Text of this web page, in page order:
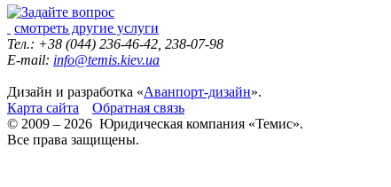
смотреть другие услуги
Тел.: +38 (044) 236-46-42, 238-07-98
E-mail: info@temis.kiev.ua
Дизайн и разработка «Аванпорт-дизайн».
Карта сайта
Обратная связь
© 2009 – 2026 Юридическая компания «Темис».
Все права защищены.